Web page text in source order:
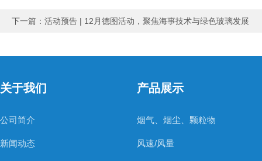
下一篇： 活动预告 | 12月德图活动，聚焦海事技术与绿色玻璃发展
关于我们
公司简介
新闻动态
产品展示
烟气、烟尘、颗粒物
风速/风量